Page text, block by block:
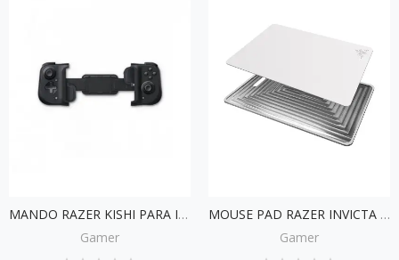
MANDO RAZER KISHI PARA IPHONE RZ06-03360100-R3U1
Gamer
MOUSE PAD RAZER INVICTA MERCURY DUAL-SISED RZ02-00860200-R3M1
Gamer